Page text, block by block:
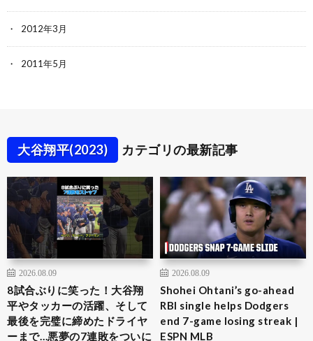
2012年3月
2011年5月
大谷翔平(2023) カテゴリの最新記事
2026.08.09
8試合ぶりに笑った！大谷翔
平やタッカーの活躍、そして
最後を完璧に締めたドライヤ
ーまで…悪夢の7連敗をついに
2026.08.09
Shohei Ohtani’s go-ahead
RBI single helps Dodgers
end 7-game losing streak |
ESPN MLB